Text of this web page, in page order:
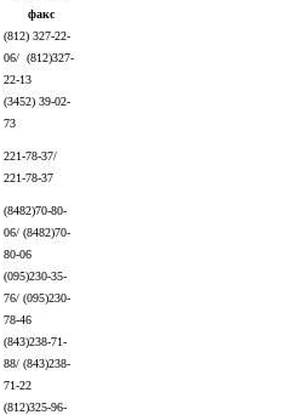
факс
(812) 327-22-
06/ (812)327-
22-13
(3452) 39-02-
73
221-78-37/
221-78-37
(8482)70-80-
06/ (8482)70-
80-06
(095)230-35-
76/ (095)230-
78-46
(843)238-71-
88/ (843)238-
71-22
(812)325-96-